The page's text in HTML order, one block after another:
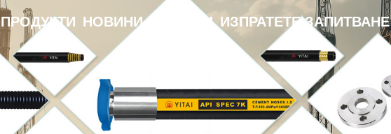
ПРОДУКТИ НОВИНИ ИЗТЕГЛИ ИЗПРАТЕТЕ ЗАПИТВАНЕ